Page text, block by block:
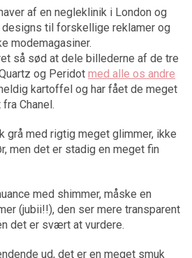
af en negleklinik i London og
til forskellige reklamer og
modemagasiner.
så sød at dele billederne af de tre
og Peridot med alle os andre
kartoffel og har fået de meget
Chanel.
grå med rigtig meget glimmer, ikke
men det er stadig en meget fin
med shimmer, måske en
(jubii!!), den ser mere transparent
det er svært at vurdere.
ud, det er en meget smuk